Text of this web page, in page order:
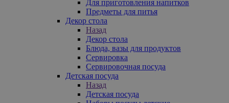
Для приготовления напитков
Предметы для питья
Декор стола
Назад
Декор стола
Блюда, вазы для продуктов
Сервировка
Сервировочная посуда
Детская посуда
Назад
Детская посуда